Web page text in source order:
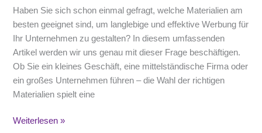
Haben Sie sich schon einmal gefragt, welche Materialien am
besten geeignet sind, um langlebige und effektive Werbung für
Ihr Unternehmen zu gestalten? In diesem umfassenden
Artikel werden wir uns genau mit dieser Frage beschäftigen.
Ob Sie ein kleines Geschäft, eine mittelständische Firma oder
ein großes Unternehmen führen – die Wahl der richtigen
Materialien spielt eine
effektive
Werbung
Weiterlesen »